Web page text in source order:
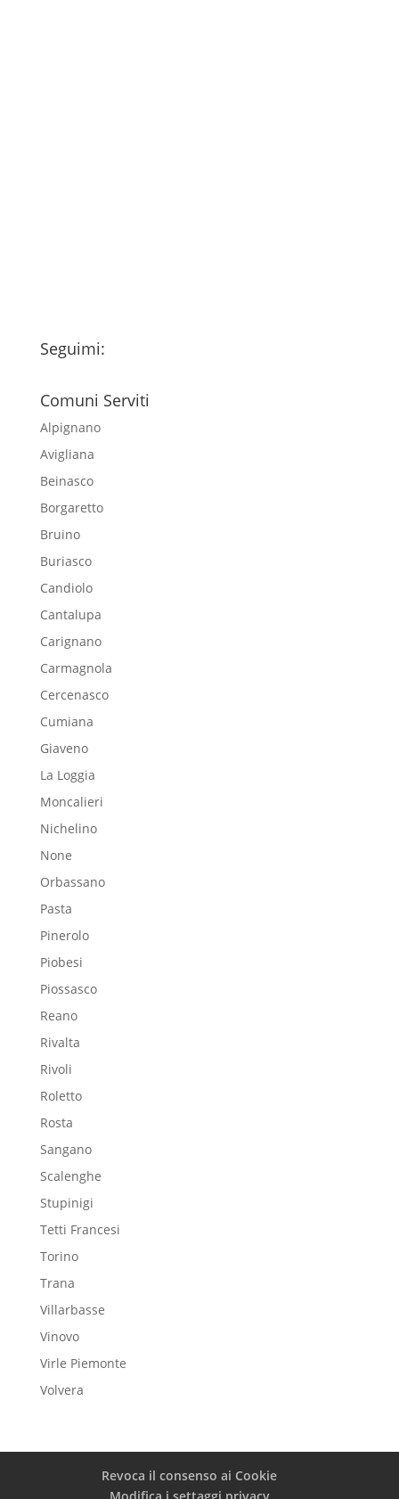
Seguimi:
Comuni Serviti
Alpignano
Avigliana
Beinasco
Borgaretto
Bruino
Buriasco
Candiolo
Cantalupa
Carignano
Carmagnola
Cercenasco
Cumiana
Giaveno
La Loggia
Moncalieri
Nichelino
None
Orbassano
Pasta
Pinerolo
Piobesi
Piossasco
Reano
Rivalta
Rivoli
Roletto
Rosta
Sangano
Scalenghe
Stupinigi
Tetti Francesi
Torino
Trana
Villarbasse
Vinovo
Virle Piemonte
Volvera
Revoca il consenso ai Cookie